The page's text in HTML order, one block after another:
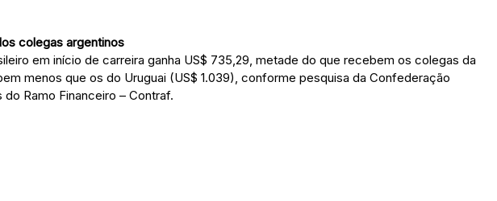
colegas argentinos
em início de carreira ganha US$ 735,29, metade do que recebem os colegas da
menos que os do Uruguai (US$ 1.039), conforme pesquisa da Confederação
Ramo Financeiro – Contraf.